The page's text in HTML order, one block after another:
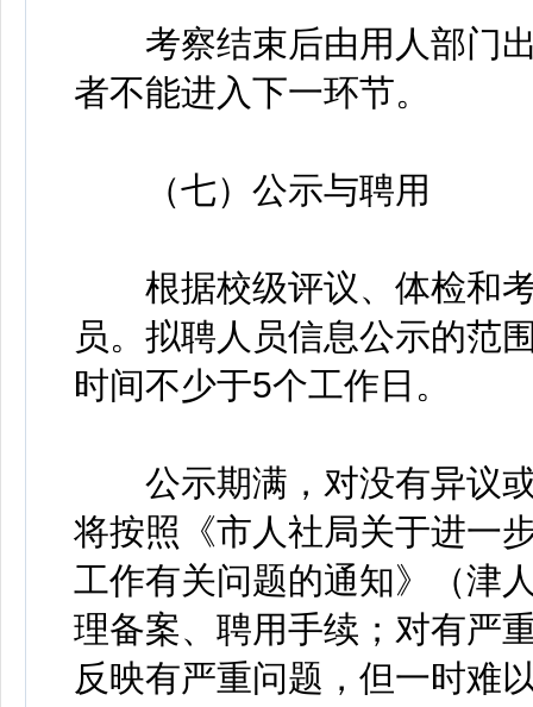
考察结束后由用人部门出
者不能进入下一环节。
（七）公示与聘用
根据校级评议、体检和考
员。拟聘人员信息公示的范
时间不少于5个工作日。
公示期满，对没有异议或
将按照《市人社局关于进一
工作有关问题的通知》（津
理备案、聘用手续；对有严
反映有严重问题，但一时难